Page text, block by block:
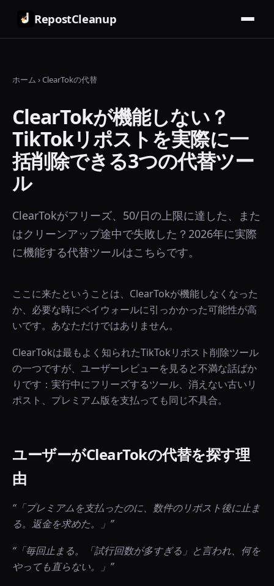
RepostCleanup
ホーム ›ClearTokの代替
ClearTokが機能しない？
TikTokリポストを実際に一
括削除できる3つの代替ツー
ル
ClearTokがフリーズ、50/日の上限に達した、また
はクリーンアップ途中で失敗した？2026年に実際
に機能する代替ツールはこちらです。
ここに来たということは、ClearTokが機能しなくなった
か、必要な時にペイウォールに引っかかった可能性が高
いです。あなただけではありません。
ClearTokは最もよく知られたTikTokリポスト削除ツール
の一つですが、ユーザーレビューを見ると不満な話ばか
りです：実行中にフリーズするツール、消えない古いリ
ポスト、プレミアム版を支払っても同じ不具合。
ユーザーがClearTokの代替を探す理
由
“「プレミアムを支払ったのに、数件のリポスト後に止ま
る。返金を求めた。」 ”
“「毎回止まる。「試行回数が多すぎる」と言われ、何を
やっても直らない。」 ”